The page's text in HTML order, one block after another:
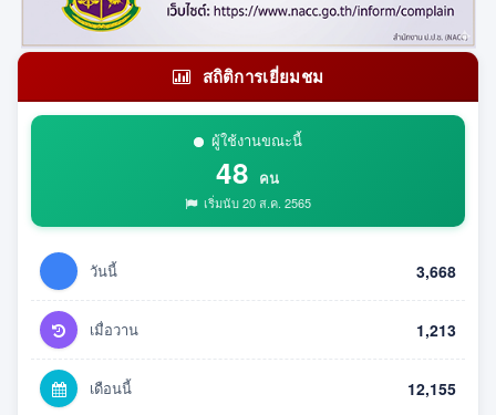
สถิติการเยี่ยมชม
ผู้ใช้งานขณะนี้
48 คน
เริ่มนับ 20 ส.ค. 2565
วันนี้ 3,668
เมื่อวาน 1,213
เดือนนี้ 12,155